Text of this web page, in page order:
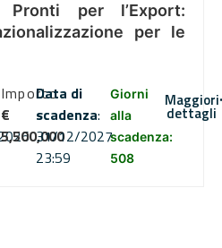
Pronti per l’Export:
per le
Importo
€
5,500,000
Data di
scadenza:
31/12/2027
23:59
Giorni
alla
scadenza:
508
Maggiori
dettagli